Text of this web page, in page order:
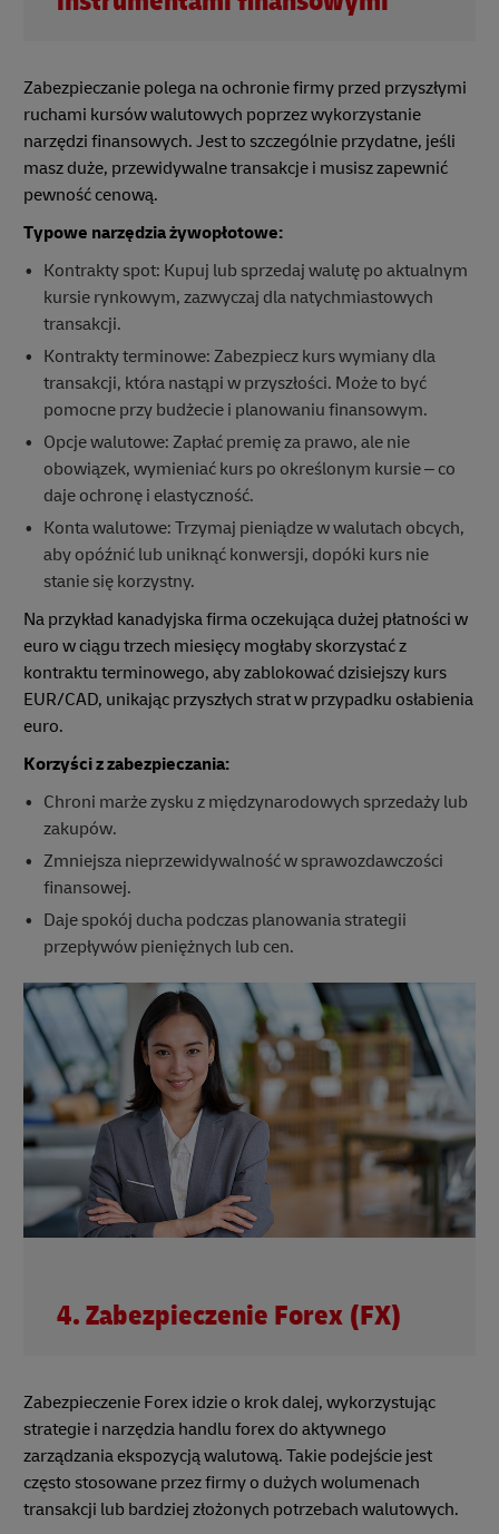
Zabezpieczanie polega na ochronie firmy przed przyszłymi
ruchami kursów walutowych poprzez wykorzystanie
narzędzi finansowych. Jest to szczególnie przydatne, jeśli
masz duże, przewidywalne transakcje i musisz zapewnić
pewność cenową.
Typowe narzędzia żywopłotowe:
Kontrakty spot: Kupuj lub sprzedaj walutę po aktualnym
kursie rynkowym, zazwyczaj dla natychmiastowych
transakcji.
Kontrakty terminowe: Zabezpiecz kurs wymiany dla
transakcji, która nastąpi w przyszłości. Może to być
pomocne przy budżecie i planowaniu finansowym.
Opcje walutowe: Zapłać premię za prawo, ale nie
obowiązek, wymieniać kurs po określonym kursie – co
daje ochronę i elastyczność.
Konta walutowe: Trzymaj pieniądze w walutach obcych,
aby opóźnić lub uniknąć konwersji, dopóki kurs nie
stanie się korzystny.
Na przykład kanadyjska firma oczekująca dużej płatności w
euro w ciągu trzech miesięcy mogłaby skorzystać z
kontraktu terminowego, aby zablokować dzisiejszy kurs
EUR/CAD, unikając przyszłych strat w przypadku osłabienia
euro.
Korzyści z zabezpieczania:
Chroni marże zysku z międzynarodowych sprzedaży lub
zakupów.
Zmniejsza nieprzewidywalność w sprawozdawczości
finansowej.
Daje spokój ducha podczas planowania strategii
przepływów pieniężnych lub cen.
4. Zabezpieczenie Forex (FX)
Zabezpieczenie Forex idzie o krok dalej, wykorzystując
strategie i narzędzia handlu forex do aktywnego
zarządzania ekspozycją walutową. Takie podejście jest
często stosowane przez firmy o dużych wolumenach
transakcji lub bardziej złożonych potrzebach walutowych.